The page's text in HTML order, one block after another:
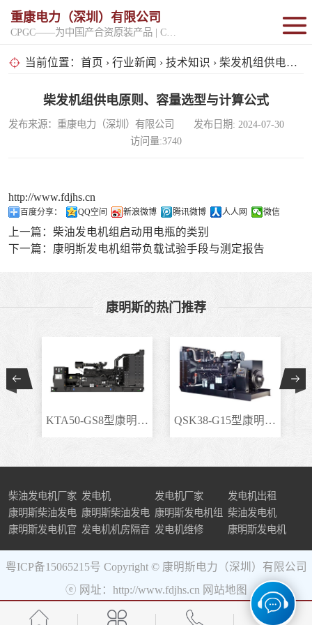
重康电力（深圳）有限公司
当前位置： 首页 › 行业新闻 › 技术知识 › 柴发机组供电原则、容量选型与计算公式
柴发机组供电原则、容量选型与计算公式
发布来源：重康电力（深圳）有限公司 发布日期: 2024-07-30
访问量:3740
http://www.fdjhs.cn
百度分享： QQ空间 新浪微博 腾讯微博 人人网 微信
上一篇： 柴油发电机组启动用电瓶的类别
下一篇： 康明斯发电机组带负载试验手段与测定报告
康明斯的热门推荐
KTA50-GS8型康明斯柴.. QSK38-G15型康明斯柴..
柴油发电机厂家 发电机 发电机厂家
发电机出租
康明斯柴油发电
机组
康明斯柴油发电
机
康明斯发电机组 柴油发电机
康明斯发电机官 发电机机房隔音 发电机维修 康明斯发电机
粤ICP备15065215号 Copyright © 康明斯电力（深圳）有限公司
ⓔ 网址：http://www.fdjhs.cn 网站地图
固定开架式
超静音型
移动电站